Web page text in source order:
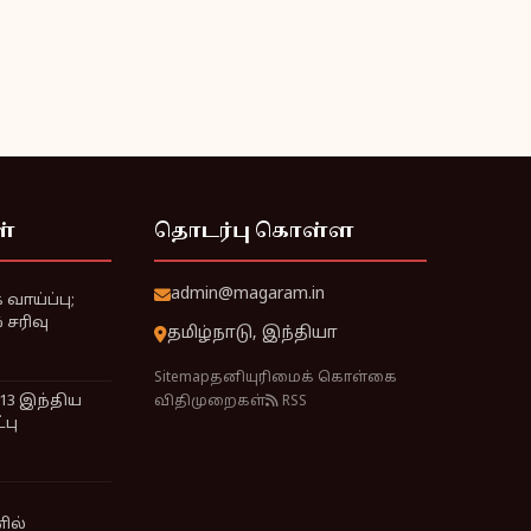
இந்திய
தொடர்பு கொள்ள
admin@magaram.in
தமிழ்நாடு, இந்தியா
Sitemapதனியுரிமைக் கொள்கை
விதிமுறைகள்
RSS